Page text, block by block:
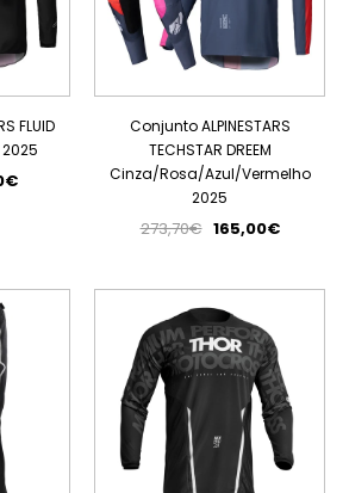
FLUID
Conjunto ALPINESTARS
TECHSTAR DREEM
Cinza/Rosa/Azul/Vermelho
2025
273,70€ 165,00€
ESGOTADO